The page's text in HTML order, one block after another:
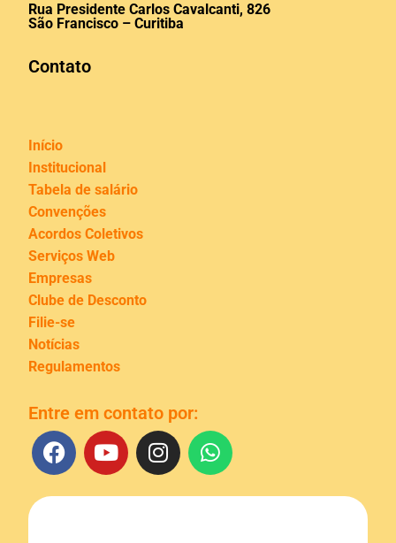
Rua Presidente Carlos Cavalcanti, 826
São Francisco – Curitiba
Contato
Início
Institucional
Tabela de salário
Convenções
Acordos Coletivos
Serviços Web
Empresas
Clube de Desconto
Filie-se
Notícias
Regulamentos
Entre em contato por: